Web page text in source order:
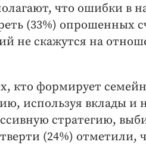
что ошибки в
(33%) опрошенных
не скажутся на
кто формирует
используя вклады и
стратегию,
(24%) отметили,